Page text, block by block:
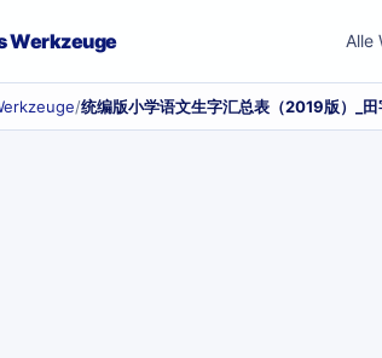
Werkzeuge Alle
/统编版小学语文生字汇总表（2019版）_